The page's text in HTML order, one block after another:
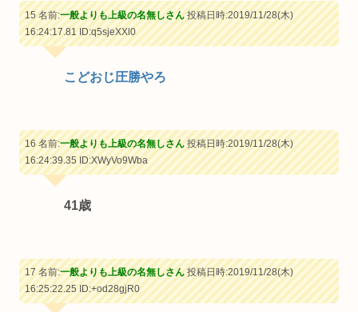
15 名前:一般よりも上級の名無しさん投稿日時:2019/11/28(木)
16:24:17.81ID:q5sjeXXl0
こどおじ圧勝やろ
16 名前:一般よりも上級の名無しさん投稿日時:2019/11/28(木)
16:24:39.35ID:XWyVo9Wba
41歳
17 名前:一般よりも上級の名無しさん投稿日時:2019/11/28(木)
16:25:22.25ID:+od28gjR0